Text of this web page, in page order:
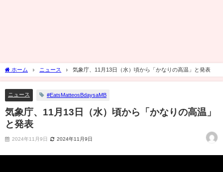
ホーム ニュース 気象庁、11月13日（水）頃から「かなりの高温」と発表
ニュース #EatsMatteosBdaysaMB
気象庁、11月13日（水）頃から「かなりの高温」
と発表
2024年11月9日 2024年11月9日